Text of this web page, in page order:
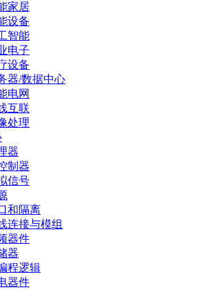
家居
设备
智能
电子
设备
器/数据中心
电网
互联
处理
器
制器
信号
和隔离
连接与模组
器件
器
程逻辑
器件